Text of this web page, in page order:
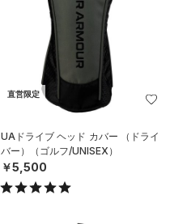
直営限定
UAドライブ ヘッド カバー （ドライ
バー）（ゴルフ/UNISEX）
￥5,500